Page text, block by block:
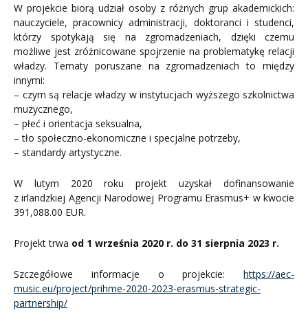
W projekcie biorą udział osoby z różnych grup akademickich:
nauczyciele, pracownicy administracji, doktoranci i studenci,
którzy spotykają się na zgromadzeniach, dzięki czemu
możliwe jest zróżnicowane spojrzenie na problematykę relacji
władzy. Tematy poruszane na zgromadzeniach to między
innymi:
– czym są relacje władzy w instytucjach wyższego szkolnictwa
muzycznego,
– płeć i orientacja seksualna,
– tło społeczno-ekonomiczne i specjalne potrzeby,
– standardy artystyczne.
W lutym 2020 roku projekt uzyskał dofinansowanie
z irlandzkiej Agencji Narodowej Programu Erasmus+ w kwocie
391,088.00 EUR.
Projekt trwa od 1 września 2020 r. do 31 sierpnia 2023 r.
Szczegółowe informacje o projekcie: https://aec-
music.eu/project/prihme-2020-2023-erasmus-strategic-
partnership/